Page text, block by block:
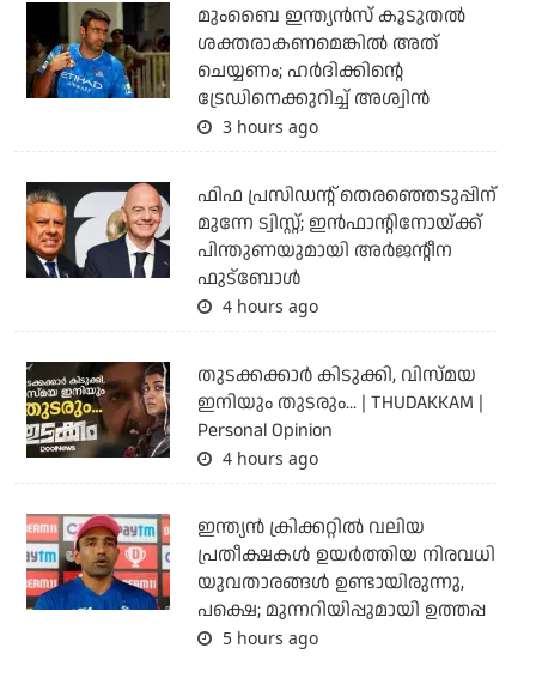
മുംബൈ ഇന്ത്യന്‍സ് കൂടുതല്‍
ശക്തരാകണമെങ്കില്‍ അത്
ചെയ്യണം; ഹര്‍ദിക്കിന്റെ
ട്രേഡിനെക്കുറിച്ച് അശ്വിന്‍
3 hours ago
ഫിഫ പ്രസിഡന്റ് തെരഞ്ഞെടുപ്പിന്
മുന്നേ ട്വിസ്റ്റ്; ഇന്‍ഫാന്റിനോയ്ക്ക്
പിന്തുണയുമായി അര്‍ജന്റീന
ഫുട്‌ബോള്‍
4 hours ago
തുടക്കക്കാര്‍ കിടുക്കി, വിസ്മയ
ഇനിയും തുടരും... | THUDAKKAM |
Personal Opinion
4 hours ago
ഇന്ത്യന്‍ ക്രിക്കറ്റില്‍ വലിയ
പ്രതീക്ഷകള്‍ ഉയര്‍ത്തിയ നിരവധി
യുവതാരങ്ങള്‍ ഉണ്ടായിരുന്നു,
പക്ഷെ; മുന്നറിയിപ്പുമായി ഉത്തപ്പ
5 hours ago